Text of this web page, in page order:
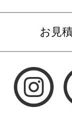
お見